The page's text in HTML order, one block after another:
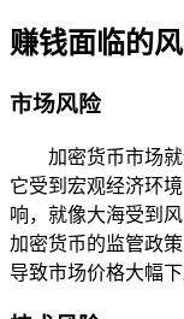
赚钱面临的
市场风险
加密货币市场
它受到宏观经济环
响，就像大海受到
加密货币的监管政
导致市场价格大幅